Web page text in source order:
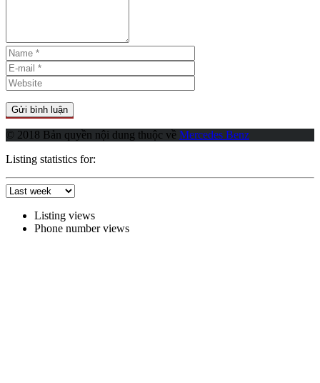
© 2018 Bản quyền nội dung thuộc về Mercedes Benz
Listing statistics for:
Listing views
Phone number views